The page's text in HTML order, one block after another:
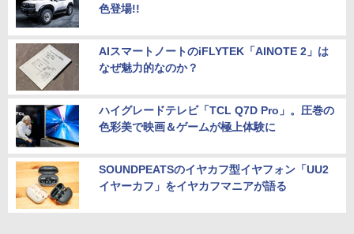
色登場!!
AIスマートノートのiFLYTEK「AINOTE 2」は
なぜ魅力的なのか？
ハイグレードテレビ「TCL Q7D Pro」。圧巻の
色彩美で映画＆ゲームが極上体験に
SOUNDPEATSのイヤカフ型イヤフォン「UU2
イヤーカフ」をイヤカフマニアが語る